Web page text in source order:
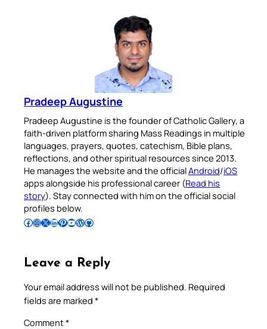
Pradeep Augustine
Pradeep Augustine is the founder of Catholic Gallery, a
faith-driven platform sharing Mass Readings in multiple
languages, prayers, quotes, catechism, Bible plans,
reflections, and other spiritual resources since 2013.
He manages the website and the officialAndroid/iOS
apps alongside his professional career (Read his
story). Stay connected with him on the official social
profiles below.
Follow Pradeep on Facebook Follow Pradeep on InstagramFollow Pradeep on X Follow Pradeep on LinkedIn Follow Pradeep on Pinterest Subscribe to Pradeep’s Youtube Channel Follow Pradeep on WordPress Follow Pradeep on GitHub
Leave a Reply
Your email address will not be published. Required
fields are marked *
Comment*